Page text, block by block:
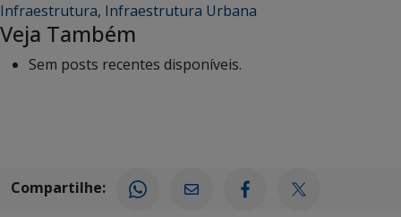
Infraestrutura, Infraestrutura Urbana
Veja Também
Sem posts recentes disponíveis.
Compartilhe: